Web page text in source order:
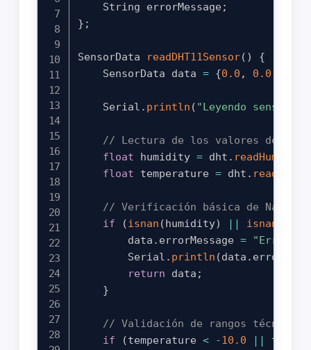
    String errorMessage
;
} ;
SensorData readDHT11Sensor( )
{
    SensorData data
= {0.0 , 0.0
    Serial
. println ( "Leyendo sensor
// Lectura de los valores del
float humidity = dht . readHumidity
float temperature = dht .
// Verificación básica de NaN
if
(isnan (humidity) || isnan
        data
. errorMessage =
"Error:
        Serial
. println (data .
return data ;
}
// Validación de rangos técnicos
if
(temperature < -10.0 ||